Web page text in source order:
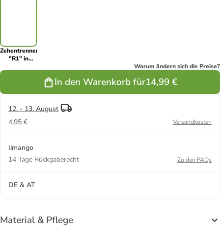
Zehentrenner
"R1" in
Warum ändern sich die Preise?
In den Warenkorb für14,99 €
12. - 13. August
4,95 €
Versandkosten
limango
14 Tage Rückgaberecht
Zu den FAQs
DE & AT
Material & Pflege